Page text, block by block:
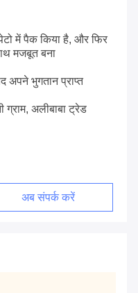
में पैक किया है, और फिर
मजबूत बना
अपने भुगतान प्राप्त
ग्राम, अलीबाबा ट्रेड
अब संपर्क करें